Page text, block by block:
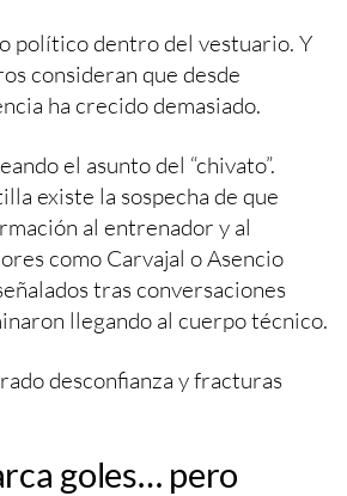
político dentro del vestuario. Y
consideran que desde
ha crecido demasiado.
el asunto del “chivato”.
existe la sospecha de que
al entrenador y al
como Carvajal o Asencio
tras conversaciones
llegando al cuerpo técnico.
desconfianza y fracturas
goles… pero